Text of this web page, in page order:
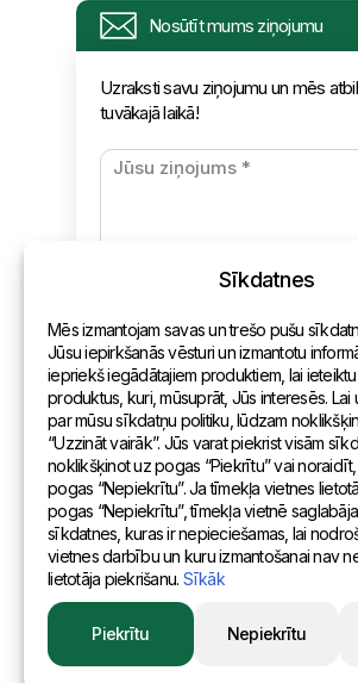
Nosūtīt mums ziņojumu
Uzraksti savu ziņojumu un mēs
tuvākajā laikā!
Informācija
Pieprasījums
Apmaksa un piegāde
Kontakti
Vispārēja informācija
Pārstāvniecības
Adrese
Andreja Pumpura iela 104B,
© 2015 Eurositex Latvija
Izstrādāts Esteriol studijā
Sīkdatnes
Mēs izmantojam savas un trešo pušu
Jūsu iepirkšanās vēsturi un izmantotu
iepriekš iegādātajiem produktiem, lai
produktus, kuri, mūsuprāt, Jūs interesēs. Lai
par mūsu sīkdatņu politiku, lūdzam
“Uzzināt vairāk”. Jūs varat piekrist visām
noklikšķinot uz pogas “Piekrītu” vai
pogas “Nepiekrītu”. Ja tīmekļa vietnes
pogas “Nepiekrītu”, tīmekļa vietnē
sīkdatnes, kuras ir nepieciešamas, lai
vietnes darbību un kuru izmantošanai nav
lietotāja piekrišanu. Sīkāk
Piekrītu Nepiekrītu